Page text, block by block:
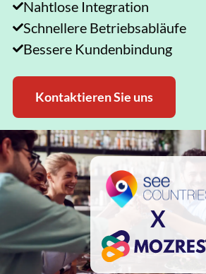
Nahtlose Integration
Schnellere Betriebsabläufe
Bessere Kundenbindung
Kontaktieren Sie uns
X